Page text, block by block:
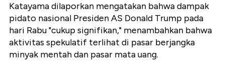
Katayama dilaporkan mengatakan bahwa dampak
pidato nasional Presiden AS Donald Trump pada
hari Rabu "cukup signifikan," menambahkan bahwa
aktivitas spekulatif terlihat di pasar berjangka
minyak mentah dan pasar mata uang.